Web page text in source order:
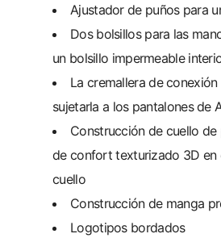
Ajustador de puños para
Dos bolsillos para las
un bolsillo impermeable
La cremallera de
sujetarla a los pantalones de
Construcción de cuello
de confort texturizado 3D en
cuello
Construcción de manga
Logotipos bordados